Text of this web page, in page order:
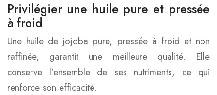
Privilégier une huile pure et pressée
à froid
Une huile de jojoba pure, pressée à froid et non
raffinée, garantit une meilleure qualité. Elle
conserve l’ensemble de ses nutriments, ce qui
renforce son efficacité.